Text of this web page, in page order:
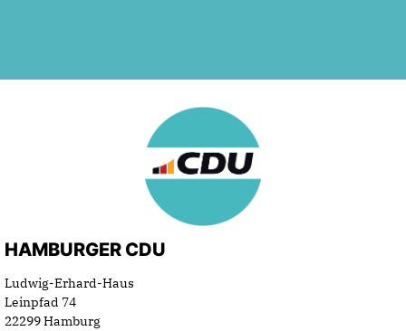
HAMBURGER CDU
Ludwig-Erhard-Haus
Leinpfad 74
22299 Hamburg